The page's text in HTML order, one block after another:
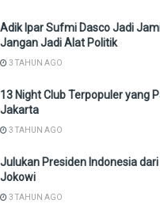
Adik Ipar Sufmi Dasco Jadi
Jangan Jadi Alat Politik
3 TAHUN AGO
13 Night Club Terpopuler yang
Jakarta
3 TAHUN AGO
Julukan Presiden Indonesia
Jokowi
3 TAHUN AGO